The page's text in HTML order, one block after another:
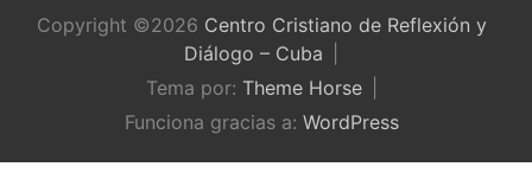
Copyright ©2026 Centro Cristiano de Reflexión y
Diálogo – Cuba
Tema por: Theme Horse
Funciona gracias a: WordPress